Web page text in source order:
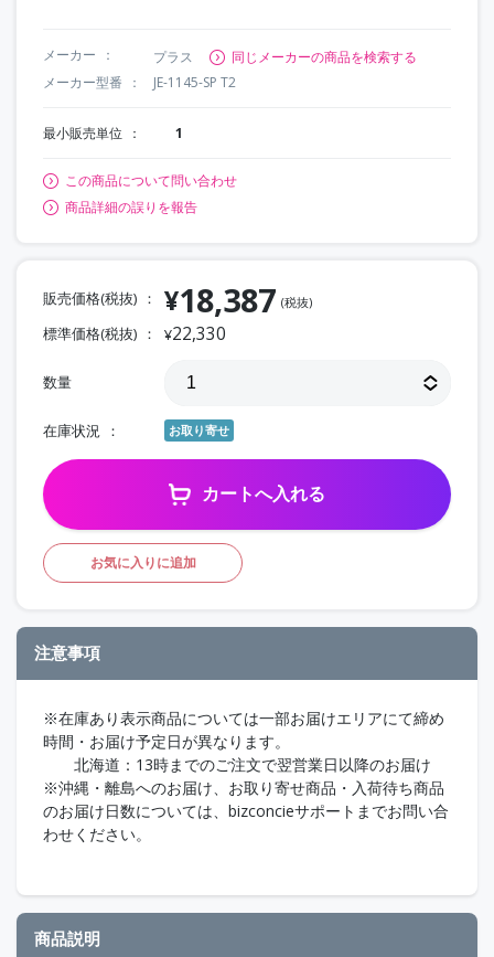
メーカー プラス
同じメーカーの商品を検索する
メーカー型番
JE-1145-SP T2
最小販売単位 1
この商品について問い合わせ
商品詳細の誤りを報告
販売価格(税抜) ¥18,387 (税抜)
標準価格(税抜) ¥22,330
数量
在庫状況 お取り寄せ
カートへ入れる
お気に入りに追加
注意事項
※在庫あり表示商品については一部お届けエリアにて締め
時間・お届け予定日が異なります。
北海道：13時までのご注文で翌営業日以降のお届け
※沖縄・離島へのお届け、お取り寄せ商品・入荷待ち商品
のお届け日数については、bizconcieサポートまでお問い合
わせください。
商品説明